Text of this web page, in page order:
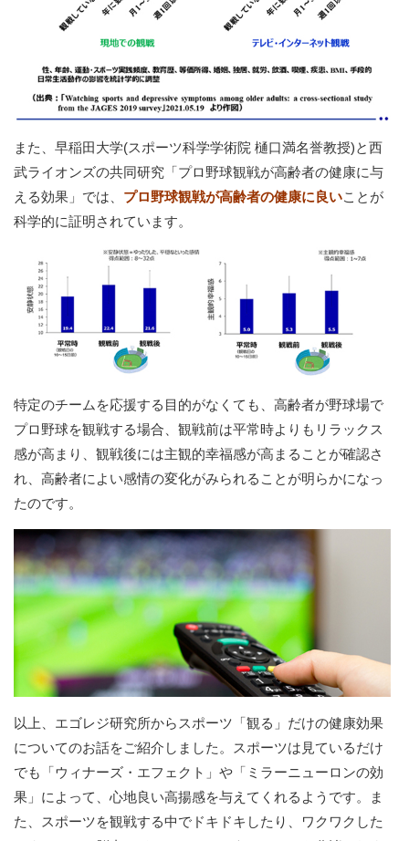
また、早稲田大学(スポーツ科学学術院 樋口満名誉教授)と西
武ライオンズの共同研究「プロ野球観戦が高齢者の健康に与
える効果」では、 プロ野球観戦が高齢者の健康に良いことが
科学的に証明されています。
特定のチームを応援する目的がなくても、高齢者が野球場で
プロ野球を観戦する場合、観戦前は平常時よりもリラックス
感が高まり、観戦後には主観的幸福感が高まることが確認さ
れ、高齢者によい感情の変化がみられることが明らかになっ
たのです。
以上、エゴレジ研究所からスポーツ「観る」だけの健康効果
についてのお話をご紹介しました。スポーツは見ているだけ
でも「ウィナーズ・エフェクト」や「ミラーニューロンの効
果」によって、心地良い高揚感を与えてくれるようです。ま
た、スポーツを観戦する中でドキドキしたり、ワクワクした